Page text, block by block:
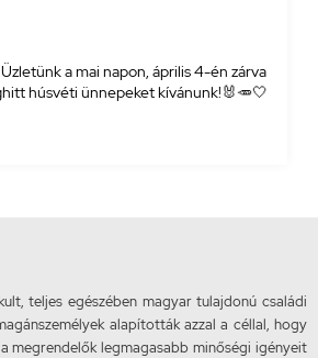
a mai napon, április 4-én zárva
húsvéti ünnepeket kívánunk!🐰🥕🤍
teljes egészében magyar tulajdonú családi
alapították azzal a céllal, hogy
megrendelők legmagasabb minőségi igényeit